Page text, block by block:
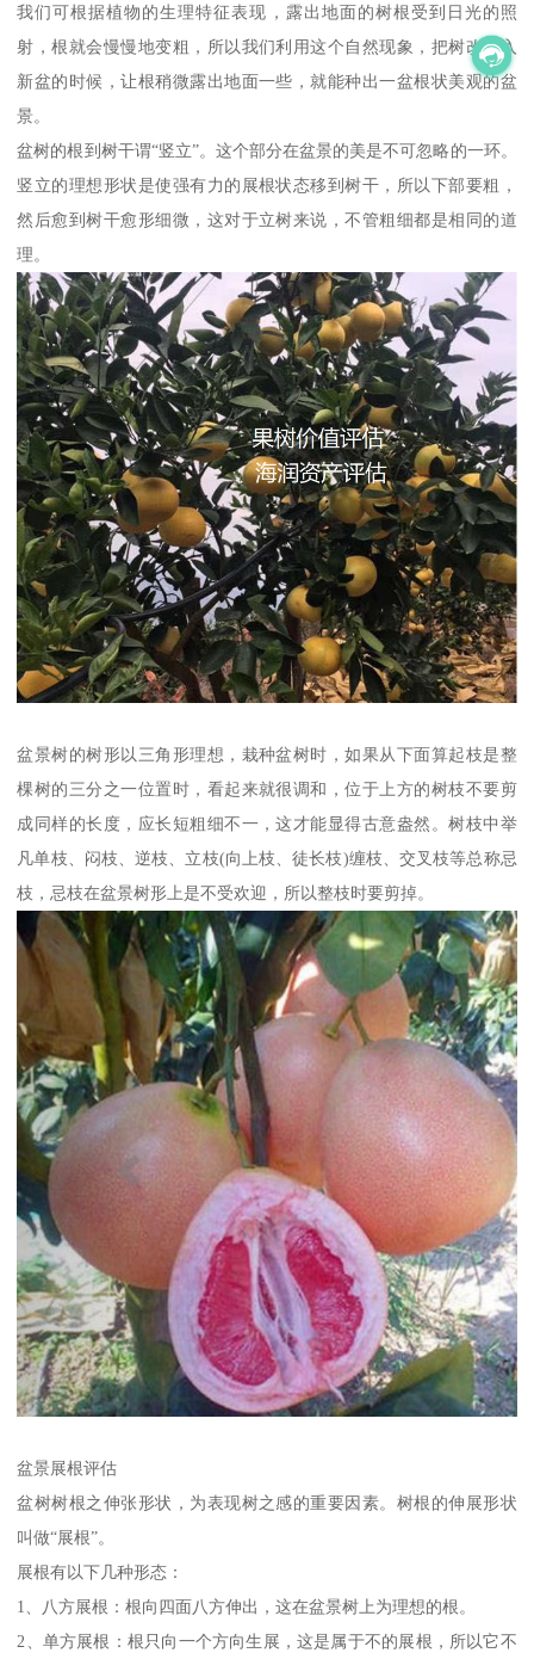
我们可根据植物的生理特征表现，露出地面的树根受到日光的照
射，根就会慢慢地变粗，所以我们利用这个自然现象，把树改种入
新盆的时候，让根稍微露出地面一些，就能种出一盆根状美观的盆
景。
盆树的根到树干谓“竖立”。这个部分在盆景的美是不可忽略的一环。
竖立的理想形状是使强有力的展根状态移到树干，所以下部要粗，
然后愈到树干愈形细微，这对于立树来说，不管粗细都是相同的道
理。
盆景树的树形以三角形理想，栽种盆树时，如果从下面算起枝是整
棵树的三分之一位置时，看起来就很调和，位于上方的树枝不要剪
成同样的长度，应长短粗细不一，这才能显得古意盎然。树枝中举
凡单枝、闷枝、逆枝、立枝(向上枝、徒长枝)缠枝、交叉枝等总称忌
枝，忌枝在盆景树形上是不受欢迎，所以整枝时要剪掉。
盆景展根评估
盆树树根之伸张形状，为表现树之感的重要因素。树根的伸展形状
叫做“展根”。
展根有以下几种形态：
1、八方展根：根向四面八方伸出，这在盆景树上为理想的根。
2、单方展根：根只向一个方向生展，这是属于不的展根，所以它不